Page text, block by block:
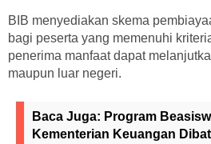
BIB menyediakan skema
bagi peserta yang memenuhi
penerima manfaat dapat
maupun luar negeri.
Baca Juga: Program
Kementerian Keuangan